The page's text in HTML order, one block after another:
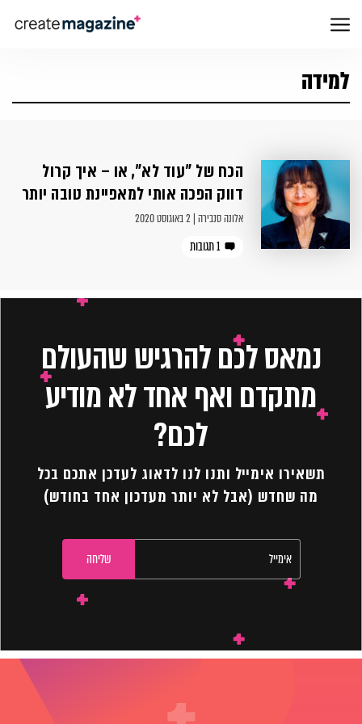
למידה
הכח של ״עוד לא״, או – איך קרול
דווק הפכה אותי למאפיינת טובה יותר
אלונה סנבירה | 2 באוגוסט 2020
1 תגובות
נמאס לכם להרגיש שהעולם
מתקדם ואף אחד לא מודיע
לכם?
תשאירו אימייל ותנו לנו לדאוג לעדכן אתכם בכל
מה שחדש (אבל לא יותר מעדכון אחד בחודש)